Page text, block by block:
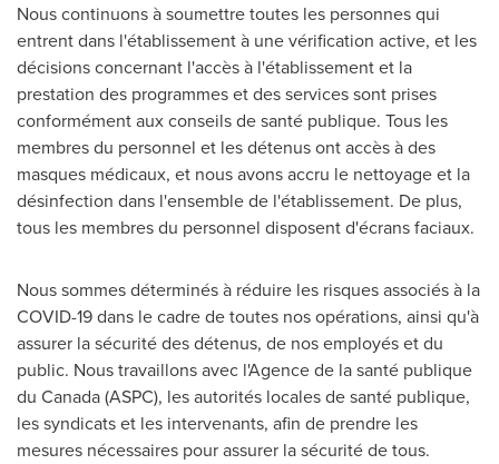
Nous continuons à soumettre toutes les personnes qui
entrent dans l'établissement à une vérification active, et les
décisions concernant l'accès à l'établissement et la
prestation des programmes et des services sont prises
conformément aux conseils de santé publique. Tous les
membres du personnel et les détenus ont accès à des
masques médicaux, et nous avons accru le nettoyage et la
désinfection dans l'ensemble de l'établissement. De plus,
tous les membres du personnel disposent d'écrans faciaux.
Nous sommes déterminés à réduire les risques associés à la
COVID-19 dans le cadre de toutes nos opérations, ainsi qu'à
assurer la sécurité des détenus, de nos employés et du
public. Nous travaillons avec l'Agence de la santé publique
du Canada(ASPC), les autorités locales de santé publique,
les syndicats et les intervenants, afin de prendre les
mesures nécessaires pour assurer la sécurité de tous.